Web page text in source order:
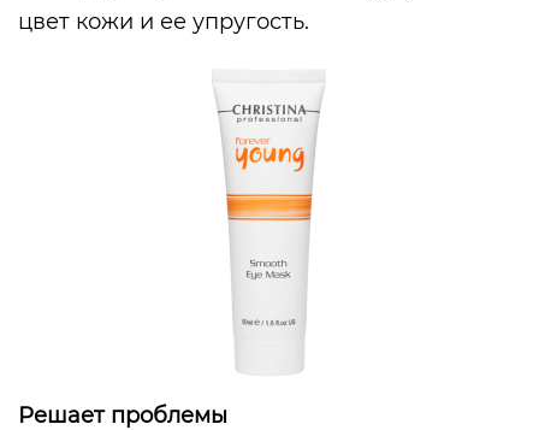
цвет кожи и ее упругость.
Решает проблемы